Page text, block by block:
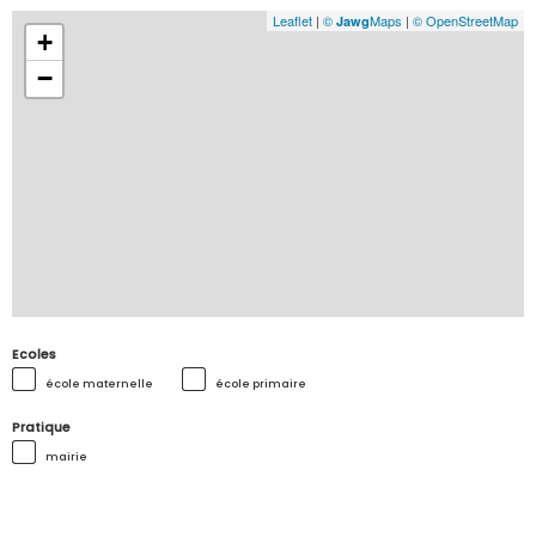
+
−
Leaflet | © JawgMaps | © OpenStreetMap
Ecoles
école maternelle école primaire
Pratique
mairie